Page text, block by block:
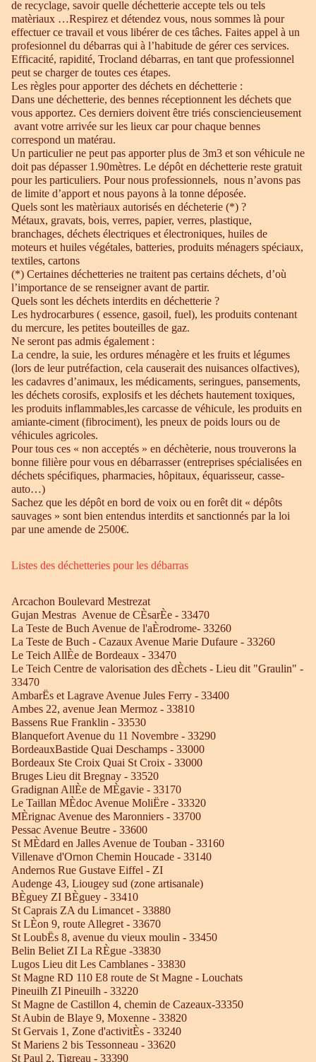
de recyclage, savoir quelle déchetterie accepte tels ou tels
matèriaux …Respirez et détendez vous, nous sommes là pour
effectuer ce travail et vous libérer de ces tâches. Faites appel à un
profesionnel du débarras qui à l’habitude de gérer ces services.
Efficacité, rapidité, Trocland débarras, en tant que professionnel
peut se charger de toutes ces étapes.
Les règles pour apporter des déchets en déchetterie :
Dans une déchetterie, des bennes réceptionnent les déchets que
vous apportez. Ces derniers doivent être triés consciencieusement
avant votre arrivée sur les lieux car pour chaque bennes
correspond un matérau.
Un particulier ne peut pas apporter plus de 3m3 et son véhicule ne
doit pas dépasser 1.90mètres. Le dépôt en déchetterie reste gratuit
pour les particuliers. Pour nous professionnels, nous n’avons pas
de limite d’apport et nous payons à la tonne déposée.
Quels sont les matèriaux autorisés en décheterie (*) ?
Métaux, gravats, bois, verres, papier, verres, plastique,
branchages, déchets électriques et électroniques, huiles de
moteurs et huiles végétales, batteries, produits ménagers spéciaux,
textiles, cartons
(*) Certaines déchetteries ne traitent pas certains déchets, d’où
l’importance de se renseigner avant de partir.
Quels sont les déchets interdits en déchetterie ?
Les hydrocarbures ( essence, gasoil, fuel), les produits contenant
du mercure, les petites bouteilles de gaz.
Ne seront pas admis également :
La cendre, la suie, les ordures ménagère et les fruits et légumes
(lors de leur putréfaction, cela causerait des nuisances olfactives),
les cadavres d’animaux, les médicaments, seringues, pansements,
les déchets corosifs, explosifs et les déchets hautement toxiques,
les produits inflammables,les carcasse de véhicule, les produits en
amiante-ciment (fibrociment), les pneux de poids lours ou de
véhicules agricoles.
Pour tous ces « non acceptés » en déchèterie, nous trouverons la
bonne filière pour vous en débarrasser (entreprises spécialisées en
déchets spécifiques, pharmacies, hôpitaux, équarisseur, casse-
auto…)
Sachez que les dépôt en bord de voix ou en forêt dit « dépôts
sauvages » sont bien entendus interdits et sanctionnés par la loi
par une amende de 2500€.
Listes des déchetteries pour les débarras
Arcachon Boulevard Mestrezat
Gujan Mestras Avenue de CÈsarÈe - 33470
La Teste de Buch Avenue de l'aÈrodrome- 33260
La Teste de Buch - Cazaux Avenue Marie Dufaure - 33260
Le Teich AllÈe de Bordeaux - 33470
Le Teich Centre de valorisation des dÈchets - Lieu dit "Graulin" -
33470
AmbarËs et Lagrave Avenue Jules Ferry - 33400
Ambes 22, avenue Jean Mermoz - 33810
Bassens Rue Franklin - 33530
Blanquefort Avenue du 11 Novembre - 33290
BordeauxBastide Quai Deschamps - 33000
Bordeaux Ste Croix Quai St Croix - 33000
Bruges Lieu dit Bregnay - 33520
Gradignan AllÈe de MÈgavie - 33170
Le Taillan MÈdoc Avenue MoliËre - 33320
MÈrignac Avenue des Maronniers - 33700
Pessac Avenue Beutre - 33600
St MÈdard en Jalles Avenue de Touban - 33160
Villenave d'Ornon Chemin Houcade - 33140
Andernos Rue Gustave Eiffel - ZI
Audenge 43, Liougey sud (zone artisanale)
BÈguey ZI BÈguey - 33410
St Caprais ZA du Limancet - 33880
St LÈon 9, route Allegret - 33670
St LoubËs 8, avenue du vieux moulin - 33450
Belin Beliet ZI La RÈgue -33830
Lugos Lieu dit Les Camblanes - 33830
St Magne RD 110 E8 route de St Magne - Louchats
Pineuilh ZI Pineuilh - 33220
St Magne de Castillon 4, chemin de Cazeaux-33350
St Aubin de Blaye 9, Moxenne - 33820
St Gervais 1, Zone d'activitÈs - 33240
St Mariens 2 bis Tessonneau - 33620
St Paul 2, Tigreau - 33390